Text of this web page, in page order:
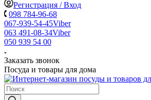
Регистрация / Вход
098 784-96-68
067-939-54-45Viber
063 491-08-34Viber
050 939 54 00
Заказать звонок
Посуда и товары для дома